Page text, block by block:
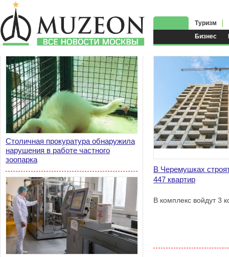
Бизнес
Туризм
Столичная прокуратура обнаружила
нарушения в работе частного
зоопарка
В Черемушках
447 квартир
В комплекс войдут 3